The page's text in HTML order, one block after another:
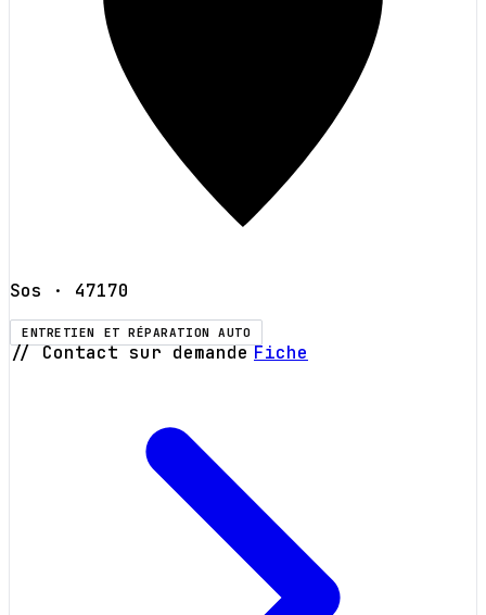
Sos · 47170
ENTRETIEN ET RÉPARATION AUTO
// Contact sur demande Fiche